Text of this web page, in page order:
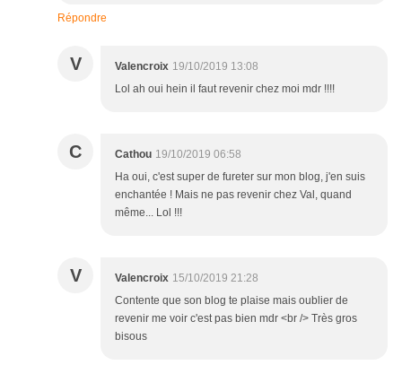
Répondre
V Valencroix 19/10/2019 13:08
Lol ah oui hein il faut revenir chez moi mdr !!!!
C Cathou 19/10/2019 06:58
Ha oui, c'est super de fureter sur mon blog, j'en suis
enchantée ! Mais ne pas revenir chez Val, quand
même... Lol !!!
V Valencroix 15/10/2019 21:28
Contente que son blog te plaise mais oublier de
revenir me voir c'est pas bien mdr <br /> Très gros
bisous